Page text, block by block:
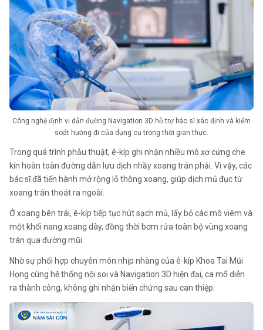
Công nghệ định vị dẫn đường Navigation 3D hỗ trợ bác sĩ xác định và kiểm
soát hướng đi của dụng cụ trong thời gian thực.
Trong quá trình phẫu thuật, ê-kíp ghi nhận nhiều mô xơ cứng che
kín hoàn toàn đường dẫn lưu dịch nhầy xoang trán phải. Vì vậy, các
bác sĩ đã tiến hành mở rộng lỗ thông xoang, giúp dịch mủ đục từ
xoang trán thoát ra ngoài.
Ở xoang bên trái, ê-kíp tiếp tục hút sạch mủ, lấy bỏ các mô viêm và
một khối nang xoang dày, đồng thời bơm rửa toàn bộ vùng xoang
trán qua đường mũi.
Nhờ sự phối hợp chuyên môn nhịp nhàng của ê-kíp Khoa Tai Mũi
Họng cùng hệ thống nội soi và Navigation 3D hiện đại, ca mổ diễn
ra thành công, không ghi nhận biến chứng sau can thiệp.